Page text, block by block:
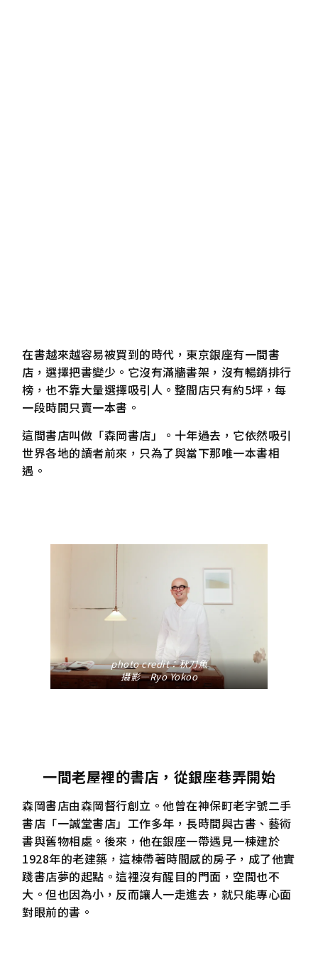
在書越來越容易被買到的時代，東京銀座有一間書
店，選擇把書變少。它沒有滿牆書架，沒有暢銷排行
榜，也不靠大量選擇吸引人。整間店只有約5坪，每
一段時間只賣一本書。
這間書店叫做「森岡書店」。十年過去，它依然吸引
世界各地的讀者前來，只為了與當下那唯一本書相
遇。
photo credit：秋刀魚
攝影—Ryo Yokoo
一間老屋裡的書店，從銀座巷弄開始
森岡書店由森岡督行創立。他曾在神保町老字號二手
書店「一誠堂書店」工作多年，長時間與古書、藝術
書與舊物相處。後來，他在銀座一帶遇見一棟建於
1928年的老建築，這棟帶著時間感的房子，成了他實
踐書店夢的起點。這裡沒有醒目的門面，空間也不
大。但也因為小，反而讓人一走進去，就只能專心面
對眼前的書。